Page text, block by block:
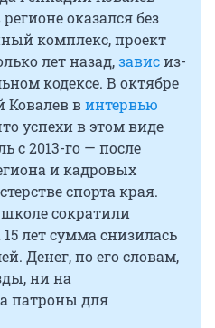
оказался без
комплекс, проект
лет назад,зависиз-
кодексе. В октябре
Ковалев винтервью
успехи в этом виде
с 2013-го — после
и кадровых
спорта края.
сократили
лет сумма снизилась
Денег, по его словам,
ни на
патроны для